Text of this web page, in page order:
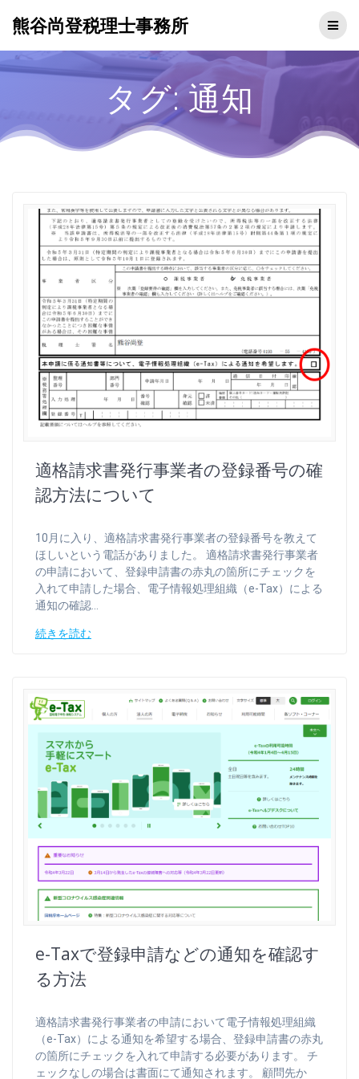
熊谷尚登税理士事務所
タグ:通知
適格請求書発行事業者の登録番号の確
認方法について
10月に入り、適格請求書発行事業者の登録番号を教えて
ほしいという電話がありました。 適格請求書発行事業者
の申請において、登録申請書の赤丸の箇所にチェックを
入れて申請した場合、電子情報処理組織（e-Tax）による
通知の確認…
続きを読む
e-Taxで登録申請などの通知を確認す
る方法
適格請求書発行事業者の申請において電子情報処理組織
（e-Tax）による通知を希望する場合、登録申請書の赤丸
の箇所にチェックを入れて申請する必要があります。 チ
ェックなしの場合は書面にて通知されます。 顧問先か